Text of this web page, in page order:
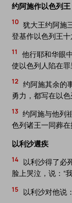
约阿施作以色列王
10 犹大王约阿施
登基作以色列王十
11
他行耶和华眼
使以色列人陷在罪
12 约阿施其余的
勇力，都写在以色
13 约阿施与他列
色列诸王一同葬在
以利沙遘疾
14 以利沙得了必
脸上哭泣，说：“
15 以利沙对他说